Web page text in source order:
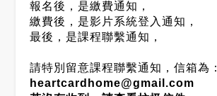
報名後，是繳費通知，
繳費後，是影片系統登入通知，
最後，是課程聯繫通知，
請特別留意課程聯繫通知，信箱為：
heartcardhome@gmail.com